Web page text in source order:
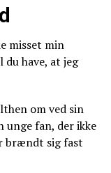
misset min
du have, at jeg
om ved sin
fan, der ikke
brændt sig fast